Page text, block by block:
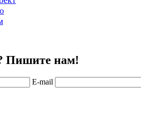
Пишите нам!
E-mail